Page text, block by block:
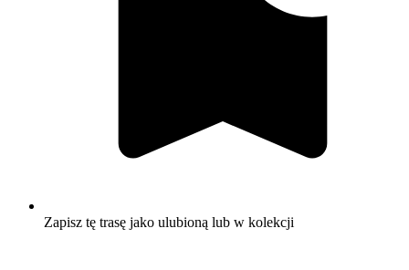
Zapisz tę trasę jako ulubioną lub w kolekcji